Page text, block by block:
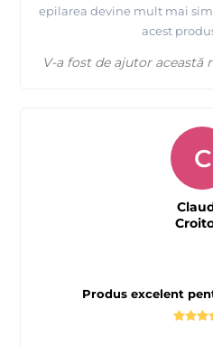
epilarea devine mult mai
acest
V-a fost de ajutor această
Produs excelent
C